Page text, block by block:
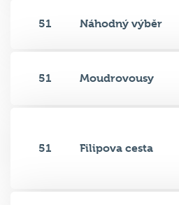
51 Náhodný výběr
51 Moudrovousy
51 Filipova cesta